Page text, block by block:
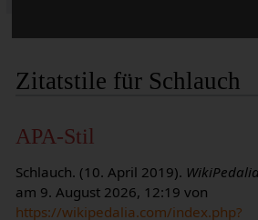
Zitatstile für Schlauch
APA-Stil
Schlauch. (10. April 2019). WikiPedalia
am 9. August 2026, 12:19 von
https://wikipedalia.com/index.php?